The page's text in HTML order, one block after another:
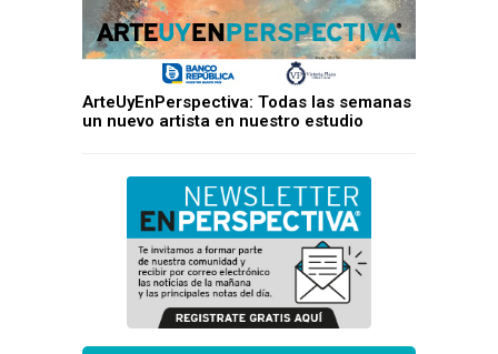
ArteUyEnPerspectiva: Todas las semanas
un nuevo artista en nuestro estudio